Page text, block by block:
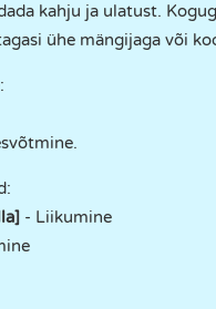
kahju ja ulatust.
ühe mängijaga või
- Liikumine